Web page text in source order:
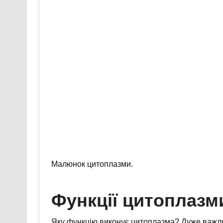
Малюнок цитоплазми.
Функції